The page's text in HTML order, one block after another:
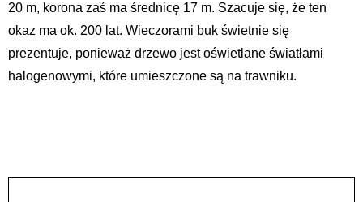
20 m, korona zaś ma średnicę 17 m. Szacuje się, że ten
okaz ma ok. 200 lat. Wieczorami buk świetnie się
prezentuje, ponieważ drzewo jest oświetlane światłami
halogenowymi, które umieszczone są na trawniku.